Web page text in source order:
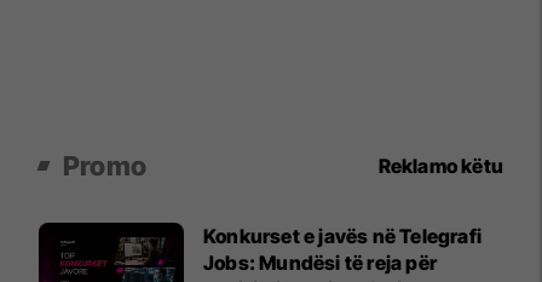
Promo Reklamo këtu
Konkurset e javës në Telegrafi
Jobs: Mundësi të reja për